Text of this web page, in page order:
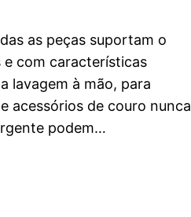
as peças suportam o
e com características
lavagem à mão, para
acessórios de couro nunca
podem…